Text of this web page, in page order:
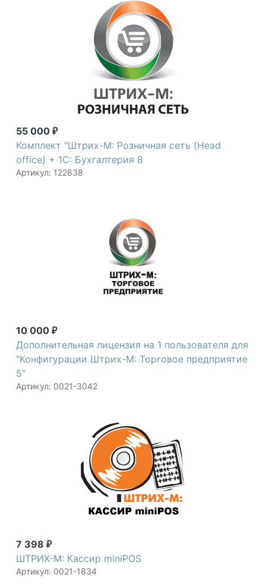
55 000 ₽
Комплект "Штрих-М: Розничная сеть (Head
office) + 1С: Бухгалтерия 8
Артикул: 122638
10 000 ₽
Дополнительная лицензия на 1 пользователя для
"Конфигурации Штрих-М: Торговое предприятие
5"
Артикул: 0021-3042
7 398 ₽
ШТРИХ-М: Кассир miniPOS
Артикул: 0021-1834